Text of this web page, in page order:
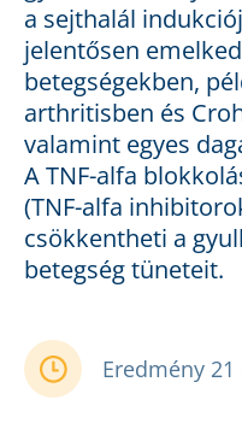
a sejthalál
jelentősen
betegségekben,
arthritisben és
valamint egyes
A TNF-alfa
(TNF-alfa
csökkentheti a
betegség tüneteit.
Eredmény